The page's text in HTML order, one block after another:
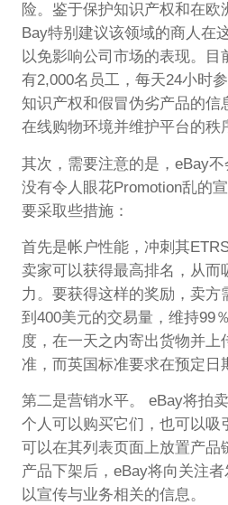
险。鉴于保护知识产权和在
Bay特别建议该领域的商人在
以免影响公司市场的表现。目
有2,000名员工，每天24小时
知识产权和假冒伪劣产品的信
在线购物环境并维护平台的秩
其次，需要注意的是，eBay
没有令人眼花Promotion乱的
要采取些措施：
首先是帐户性能，冲刺其
卖家可以获得最高排名，从而
力。要获得这样的奖励，卖方
到400美元的交易量，维持99
度，在一天之内寄出货物并上
准，而英国标准要求在预定日
第二是营销水平。 eBay将拍
个人可以购买它们，也可以吸
可以在其列表页面上放置产品
产品下架后，eBay将向关注者
以宣传与业务相关的信息。